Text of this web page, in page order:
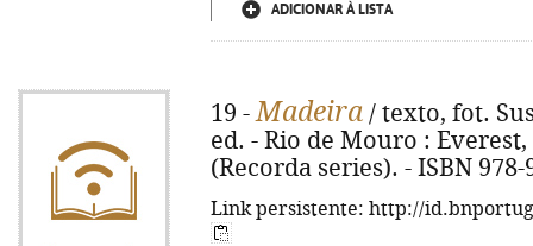
ADICIONAR À LISTA
19 -Madeira / texto, fot.
ed. - Rio de Mouro :
(Recorda series). - ISBN 978-
Link persistente: http://